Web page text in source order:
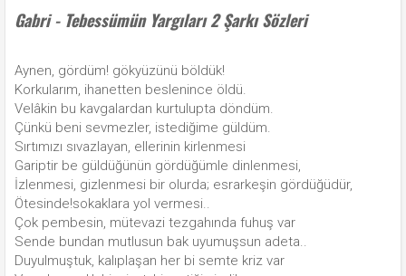
Gabri - Tebessümün Yargıları 2 Şarkı Sözleri
Aynen, gördüm! gökyüzünü böldük!
Korkularım, ihanetten beslenince öldü.
Velâkin bu kavgalardan kurtulupta döndüm.
Çünkü beni sevmezler, istediğime güldüm.
Sırtımızı sıvazlayan, ellerinin kirlenmesi
Gariptir be güldüğünün gördüğümle dinlenmesi,
İzlenmesi, gizlenmesi bir olurda; esrarkeşin gördüğüdür,
Ötesinde!sokaklara yol vermesi..
Çok pembesin, mütevazi tezgahında fuhuş var
Sende bundan mutlusun bak uyumuşsun adeta..
Duyulmuştuk, kalıplaşan her bi semte kriz var